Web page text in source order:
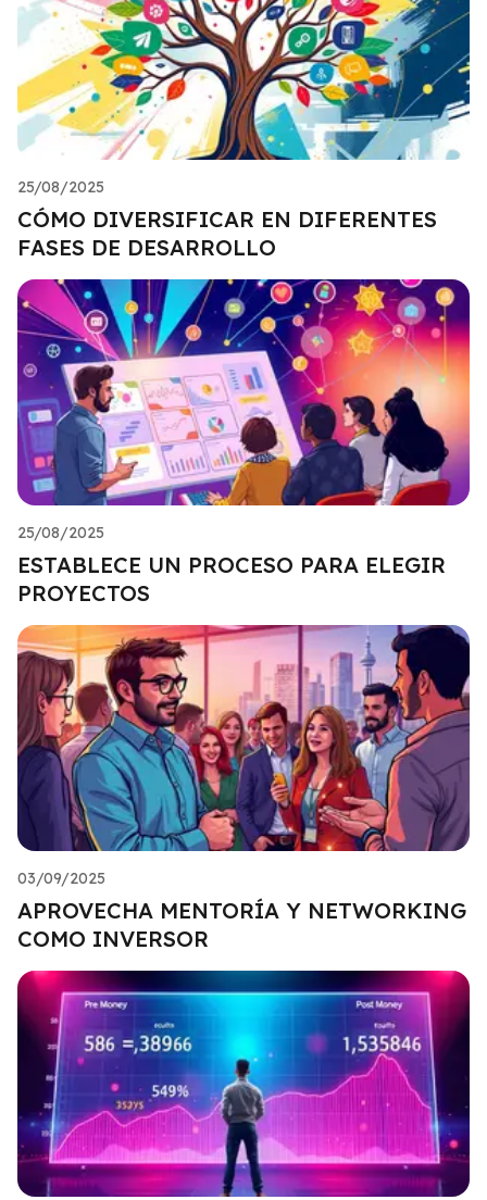
25/08/2025
CÓMO DIVERSIFICAR EN DIFERENTES
FASES DE DESARROLLO
25/08/2025
ESTABLECE UN PROCESO PARA ELEGIR
PROYECTOS
03/09/2025
APROVECHA MENTORÍA Y NETWORKING
COMO INVERSOR